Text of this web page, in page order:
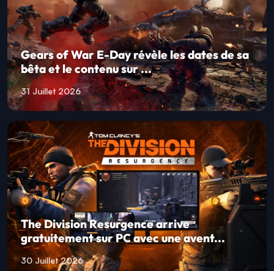
Gears of War E-Day révèle les dates de sa
bêta et le contenu sur ...
31 Juillet 2026
The Division Resurgence arrive
gratuitement sur PC avec une avent...
30 Juillet 2026